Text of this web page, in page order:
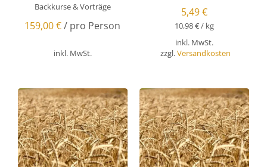
Backkurse & Vorträge
159,00€ / pro Person
inkl. MwSt.
5,49€
10,98€/ kg
inkl. MwSt.
zzgl.Versandkosten